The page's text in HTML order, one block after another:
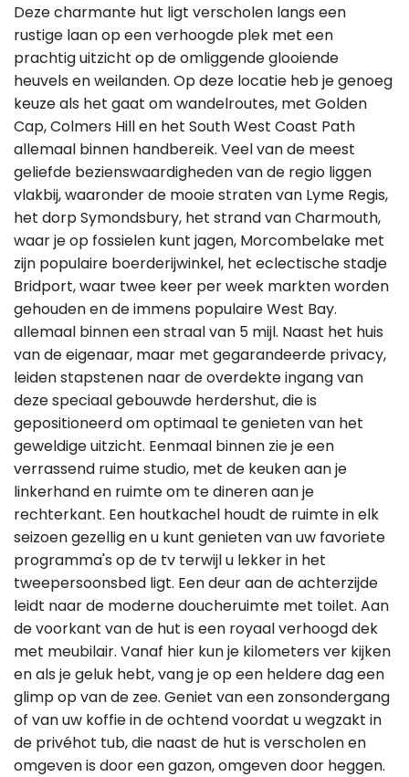
Deze charmante hut ligt verscholen langs een
rustige laan op een verhoogde plek met een
prachtig uitzicht op de omliggende glooiende
heuvels en weilanden. Op deze locatie heb je genoeg
keuze als het gaat om wandelroutes, met Golden
Cap, Colmers Hill en het South West Coast Path
allemaal binnen handbereik. Veel van de meest
geliefde bezienswaardigheden van de regio liggen
vlakbij, waaronder de mooie straten van Lyme Regis,
het dorp Symondsbury, het strand van Charmouth,
waar je op fossielen kunt jagen, Morcombelake met
zijn populaire boerderijwinkel, het eclectische stadje
Bridport, waar twee keer per week markten worden
gehouden en de immens populaire West Bay.
allemaal binnen een straal van 5 mijl. Naast het huis
van de eigenaar, maar met gegarandeerde privacy,
leiden stapstenen naar de overdekte ingang van
deze speciaal gebouwde herdershut, die is
gepositioneerd om optimaal te genieten van het
geweldige uitzicht. Eenmaal binnen zie je een
verrassend ruime studio, met de keuken aan je
linkerhand en ruimte om te dineren aan je
rechterkant. Een houtkachel houdt de ruimte in elk
seizoen gezellig en u kunt genieten van uw favoriete
programma's op de tv terwijl u lekker in het
tweepersoonsbed ligt. Een deur aan de achterzijde
leidt naar de moderne doucheruimte met toilet. Aan
de voorkant van de hut is een royaal verhoogd dek
met meubilair. Vanaf hier kun je kilometers ver kijken
en als je geluk hebt, vang je op een heldere dag een
glimp op van de zee. Geniet van een zonsondergang
of van uw koffie in de ochtend voordat u wegzakt in
de privéhot tub, die naast de hut is verscholen en
omgeven is door een gazon, omgeven door heggen.